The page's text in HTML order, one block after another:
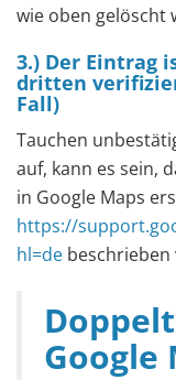
wie oben gelöscht
3.) Der Eintrag
dritten
Fall)
Tauchen
auf, kann es sein,
in Google Maps
https://
hl=de beschrieben
Google